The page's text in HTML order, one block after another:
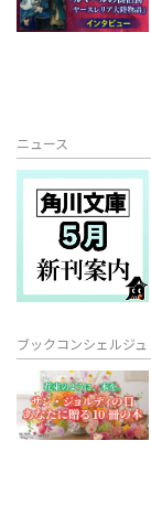
ニュース
ブックコンシェルジュ